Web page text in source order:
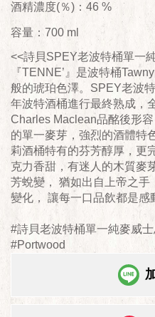
酒精濃度(％)：46 %
容量：700 ml
<<詩貝SPEY老波特桶單一
『TENNE’』是波特桶
般的琥珀色澤。SPEY老波
年波特酒桶進行最終熟成，
Charles Maclean品酩後形
的單一麥芽，強烈的酒體特
莉酒桶特有的芬芳醇厚，更
克力香甜，有迷人的木質麥
芳蛻變， 猶如出自上帝之手
變化， 讓每一口品飲都是感
#詩貝老波特桶單一純麥威
#Portwood